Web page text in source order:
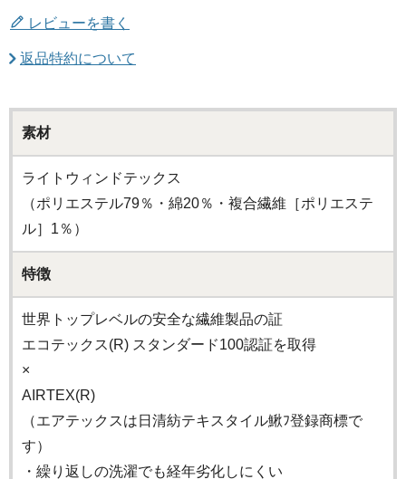
レビューを書く
返品特約について
素材
ライトウィンドテックス
（ポリエステル79％・綿20％・複合繊維［ポリエステ
ル］1％）
特徴
世界トップレベルの安全な繊維製品の証
エコテックス(R) スタンダード100認証を取得
×
AIRTEX(R)
（エアテックスは日清紡テキスタイル鰍ﾌ登録商標で
す）
・繰り返しの洗濯でも経年劣化しにくい